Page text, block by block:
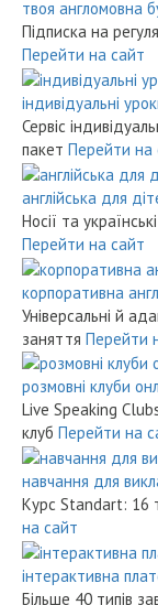
твоя англомовна
Підписка на
Перейти на сайт
індивідуальні
Сервіс
пакет Перейти на
англійська для
Носії та
Перейти на сайт
корпоративна
Універсальні й
заняття Перейти
розмовні клуби
Live Speaking
клуб Перейти на
навчання для
Курс Standart: 16
на сайт
інтерактивна
Більше 40 типів